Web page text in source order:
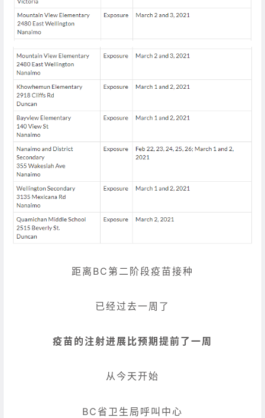
距离BC第二阶段疫苗接种
已经过去一周了
疫苗的注射进展比预期提前了一周
从今天开始
BC省卫生局呼叫中心